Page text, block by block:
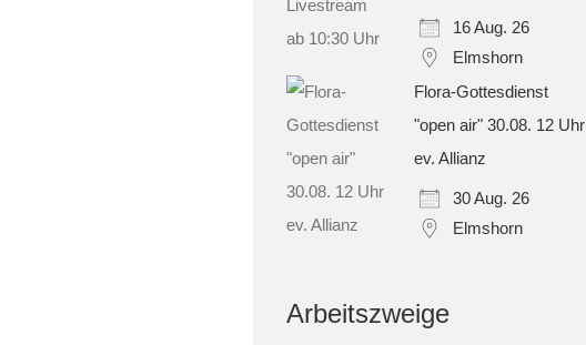
16 Aug. 26
Elmshorn
Flora-Gottesdienst
"open air" 30.08. 12 Uhr
ev. Allianz
30 Aug. 26
Elmshorn
Arbeitszweige